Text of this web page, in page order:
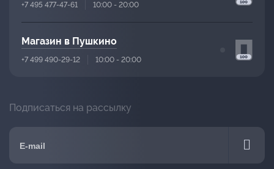
+7 495 477-47-61 10:00 - 20:00
Магазин в Пушкино
+7 499 490-29-12 10:00 - 20:00
Подписаться на рассылку